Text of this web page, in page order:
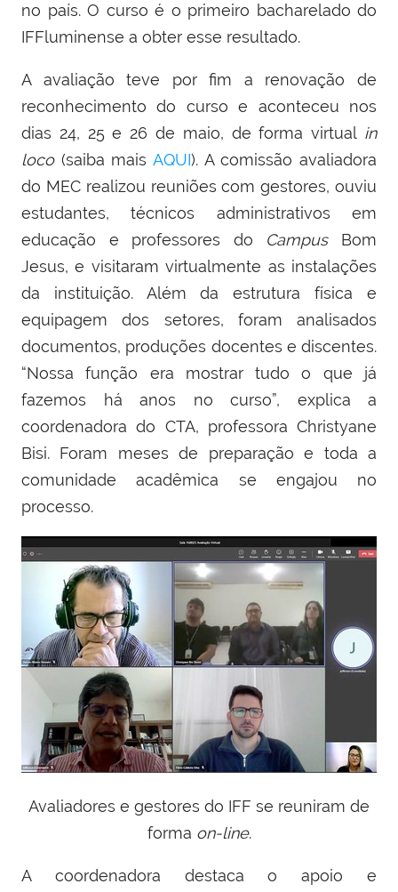
no país. O curso é o primeiro bacharelado do
IFFluminense a obter esse resultado.
A avaliação teve por fim a renovação de
reconhecimento do curso e aconteceu nos
dias 24, 25 e 26 de maio, de forma virtual in
loco (saiba maisAQUI). A comissão avaliadora
do MEC realizou reuniões com gestores, ouviu
estudantes, técnicos administrativos em
educação e professores do Campus
Bom
Jesus, e visitaram virtualmente as instalações
da instituição. Além da estrutura física e
equipagem dos setores, foram analisados
documentos, produções docentes e discentes.
“Nossa função era mostrar tudo o que já
fazemos há anos no curso”, explica a
coordenadora do CTA, professora Christyane
Bisi. Foram meses de preparação e toda a
comunidade acadêmica se engajou no
processo.
Avaliadores e gestores do IFF se reuniram de
forma on-line.
A coordenadora destaca o apoio e